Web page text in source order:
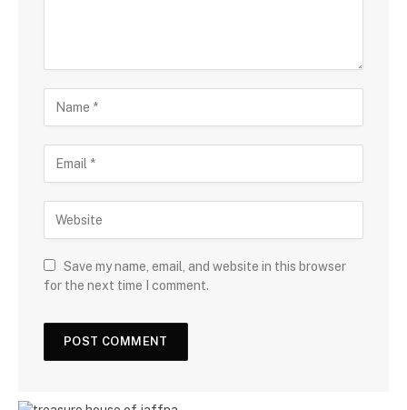
Save my name, email, and website in this browser
for the next time I comment.